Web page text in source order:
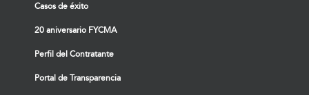
Casos de éxito
20 aniversario FYCMA
Perfil del Contratante
Portal de Transparencia